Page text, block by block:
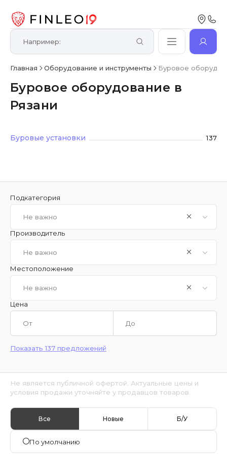
Главная Оборудование и инструменты Буровое
Буровое оборудование в
Рязани
Буровые установки 137
Подкатегория
Не важно
Производитель
Не важно
Местоположение
Не важно
Цена
Показать 137 предложений
Не является публичной офертой. Актуальные цены и
условия продажи уточняйте у продавцов товаров.
Все Новые Б/У
По умолчанию